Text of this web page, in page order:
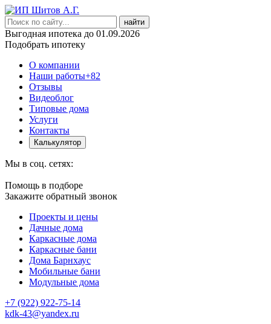
найти
Выгодная ипотека до 01.09.2026
Подобрать ипотеку
О компании
Наши работы+82
Отзывы
Видеоблог
Типовые дома
Услуги
Контакты
Калькулятор
Мы в соц. сетях:
Помощь в подборе
Закажите обратный звонок
Проекты и цены
Дачные дома
Каркасные дома
Каркасные бани
Дома Барнхаус
Мобильные бани
Модульные дома
+7 (922) 922-75-14
kdk-43@yandex.ru